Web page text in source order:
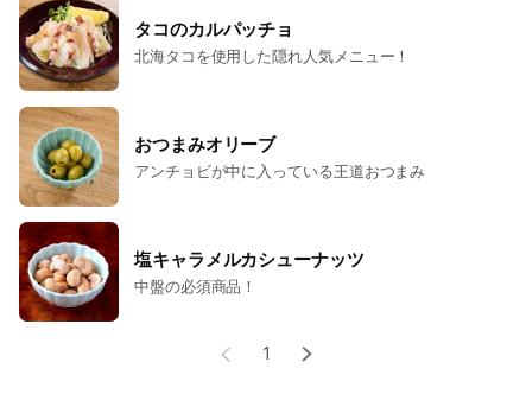
タコのカルパッチョ
北海タコを使用した隠れ人気メニュー！
おつまみオリーブ
アンチョビが中に入っている王道おつまみ
塩キャラメルカシューナッツ
中盤の必須商品！
1